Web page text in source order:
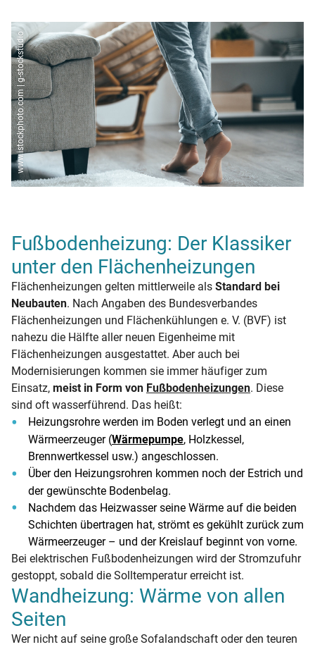
www.istockphoto.com | g-stockstudio
Fußbodenheizung: Der Klassiker
unter den Flächenheizungen
Flächenheizungen gelten mittlerweile als Standard bei
Neubauten. Nach Angaben des Bundesverbandes
Flächenheizungen und Flächenkühlungen e. V. (BVF) ist
nahezu die Hälfte aller neuen Eigenheime mit
Flächenheizungen ausgestattet. Aber auch bei
Modernisierungen kommen sie immer häufiger zum
Einsatz, meist in Form von Fußbodenheizungen. Diese
sind oft wasserführend. Das heißt:
Heizungsrohre werden im Boden verlegt und an einen
Wärmeerzeuger (Wärmepumpe, Holzkessel,
Brennwertkessel usw.) angeschlossen.
Über den Heizungsrohren kommen noch der Estrich und
der gewünschte Bodenbelag.
Nachdem das Heizwasser seine Wärme auf die beiden
Schichten übertragen hat, strömt es gekühlt zurück zum
Wärmeerzeuger – und der Kreislauf beginnt von vorne.
Bei elektrischen Fußbodenheizungen wird der Stromzufuhr
gestoppt, sobald die Solltemperatur erreicht ist.
Wandheizung: Wärme von allen
Seiten
Wer nicht auf seine große Sofalandschaft oder den teuren